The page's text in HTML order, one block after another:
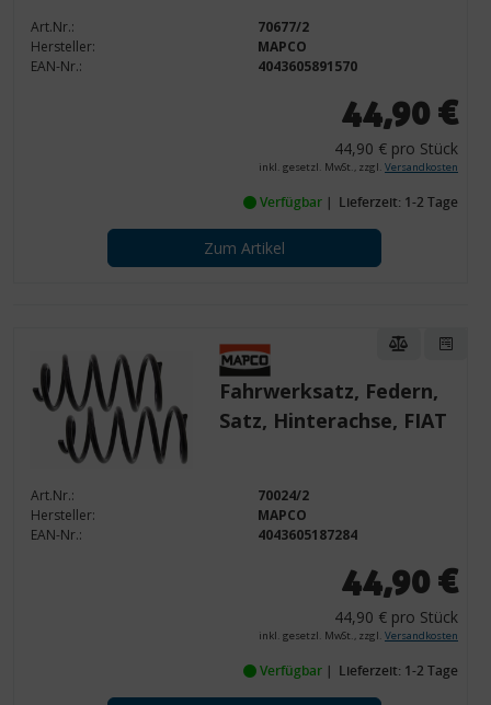
Art.Nr.:
70677/2
Hersteller:
MAPCO
EAN-Nr.:
4043605891570
44,90 €
44,90 € pro Stück
inkl. gesetzl. MwSt., zzgl. Versandkosten
Verfügbar Lieferzeit: 1-2 Tage
Zum Artikel
Fahrwerksatz, Federn,
Satz, Hinterachse, FIAT
Art.Nr.:
70024/2
Hersteller:
MAPCO
EAN-Nr.:
4043605187284
44,90 €
44,90 € pro Stück
inkl. gesetzl. MwSt., zzgl. Versandkosten
Verfügbar Lieferzeit: 1-2 Tage